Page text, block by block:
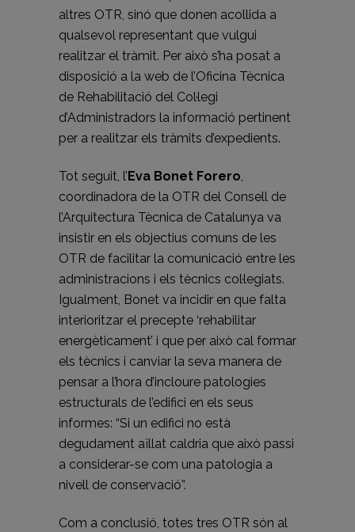
altres OTR, sinó que donen acollida a
qualsevol representant que vulgui
realitzar el tràmit. Per això s’ha posat a
disposició a la web de l’Oficina Tècnica
de Rehabilitació del Col·legi
d’Administradors la informació pertinent
per a realitzar els tràmits d’expedients.
Tot seguit, l’Eva Bonet Forero,
coordinadora de la OTR del Consell de
l’Arquitectura Tècnica de Catalunya va
insistir en els objectius comuns de les
OTR de facilitar la comunicació entre les
administracions i els tècnics col·legiats.
Igualment, Bonet va incidir en que falta
interioritzar el precepte ‘rehabilitar
energèticament’ i que per això cal formar
els tècnics i canviar la seva manera de
pensar a l’hora d’incloure patologies
estructurals de l’edifici en els seus
informes: “Si un edifici no està
degudament aïllat caldria que això passi
a considerar-se com una patologia a
nivell de conservació”.
Com a conclusió, totes tres OTR són al